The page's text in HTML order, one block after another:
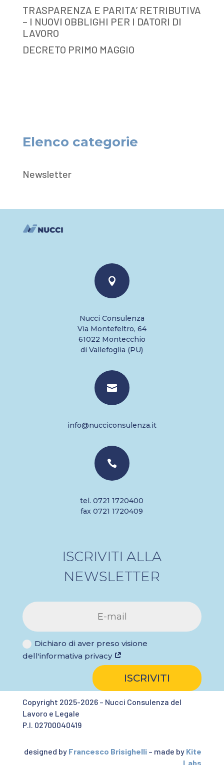
TRASPARENZA E PARITA’ RETRIBUTIVA
– I NUOVI OBBLIGHI PER I DATORI DI
LAVORO
DECRETO PRIMO MAGGIO
Elenco categorie
Newsletter

Nucci Consulenza
Via Montefeltro, 64
61022 Montecchio
di Vallefoglia (PU)

info@nucciconsulenza.it

tel. 0721 1720400
fax 0721 1720409
ISCRIVITI ALLA
NEWSLETTER
Dichiaro di aver preso visione
dell'informativa privacy
ISCRIVITI
Copyright 2025-2026 – Nucci Consulenza del
Lavoro e Legale
P.I. 02700040419
designed by Francesco Brisighelli – made by Kite
Labs